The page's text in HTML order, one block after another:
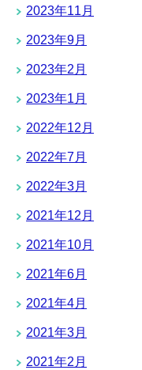
2023年11月
2023年9月
2023年2月
2023年1月
2022年12月
2022年7月
2022年3月
2021年12月
2021年10月
2021年6月
2021年4月
2021年3月
2021年2月